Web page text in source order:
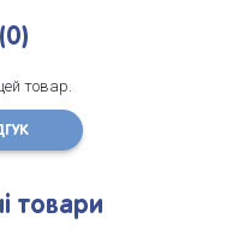
товар.
товари